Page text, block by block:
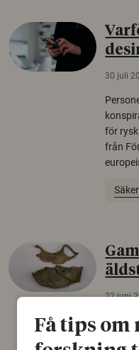
30 juli
för
från
22 juni
Det
Få tips om